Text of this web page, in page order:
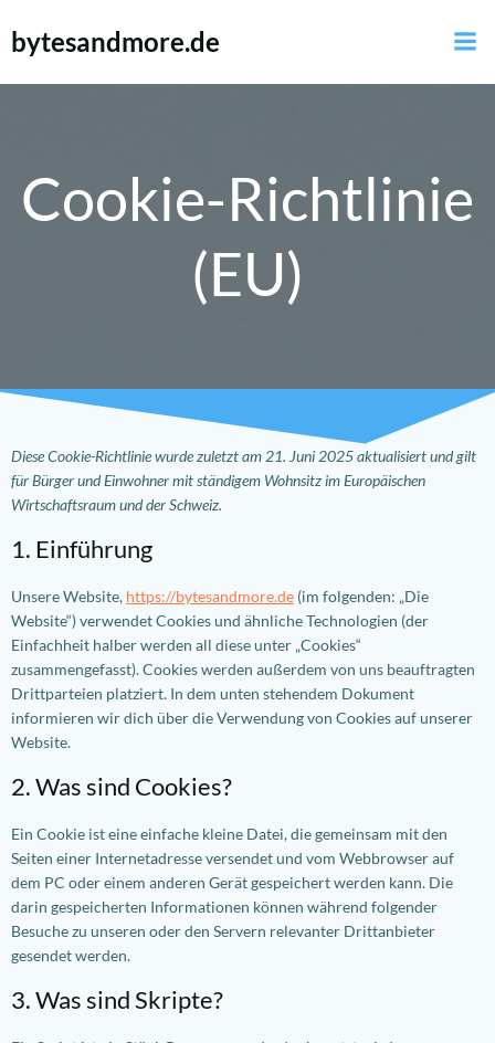
bytesandmore.de
Cookie-Richtlinie
(EU)
Diese Cookie-Richtlinie wurde zuletzt am 21. Juni 2025 aktualisiert und gilt
für Bürger und Einwohner mit ständigem Wohnsitz im Europäischen
Wirtschaftsraum und der Schweiz.
1. Einführung
Unsere Website, https://bytesandmore.de (im folgenden: „Die
Website“) verwendet Cookies und ähnliche Technologien (der
Einfachheit halber werden all diese unter „Cookies“
zusammengefasst). Cookies werden außerdem von uns beauftragten
Drittparteien platziert. In dem unten stehendem Dokument
informieren wir dich über die Verwendung von Cookies auf unserer
Website.
2. Was sind Cookies?
Ein Cookie ist eine einfache kleine Datei, die gemeinsam mit den
Seiten einer Internetadresse versendet und vom Webbrowser auf
dem PC oder einem anderen Gerät gespeichert werden kann. Die
darin gespeicherten Informationen können während folgender
Besuche zu unseren oder den Servern relevanter Drittanbieter
gesendet werden.
3. Was sind Skripte?